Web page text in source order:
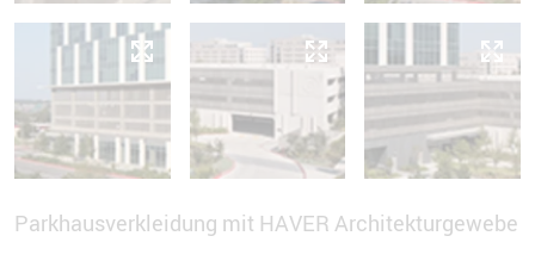
Parkhausverkleidung mit HAVER Architekturgewebe